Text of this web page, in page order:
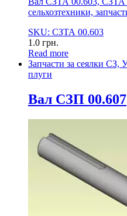
сельхозтехники,
SKU: СЗТА 00.603
1.0 грн.
Read more
Запчасти за сеялки
плуги
Вал СЗП 00.607